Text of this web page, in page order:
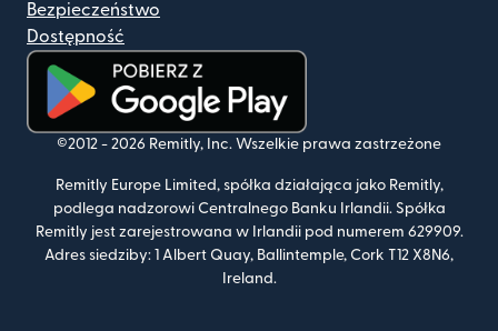
Bezpieczeństwo
Dostępność
(otwiera się w nowym oknie)
©2012 - 2026 Remitly, Inc. Wszelkie prawa zastrzeżone
Remitly Europe Limited, spółka działająca jako Remitly,
podlega nadzorowi Centralnego Banku Irlandii. Spółka
Remitly jest zarejestrowana w Irlandii pod numerem 629909.
Adres siedziby: 1 Albert Quay, Ballintemple, Cork T12 X8N6,
Ireland.